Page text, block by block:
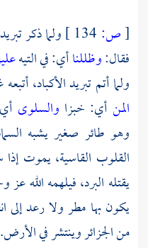
[ص:
ولما ذكر
فقال:وظللناأي: في التيه
ولما أتم تبريد الأكباد،
المن أي: خبزا والسلوى
وهو طائر صغير يشبه
القلوب القاسية، يموت
يقتله البرد، فيلهمه الله
يكون بها مطر ولا رعد إلى
من الجزائر وينتشر في الأرض.